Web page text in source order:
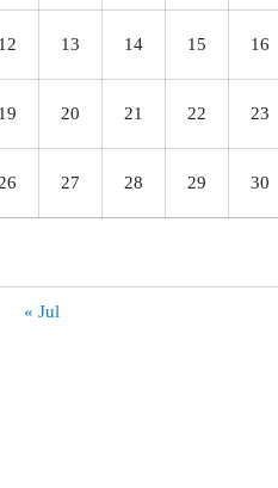
12 13 14 15 16
19 20 21 22 23
26 27 28 29 30
« Jul